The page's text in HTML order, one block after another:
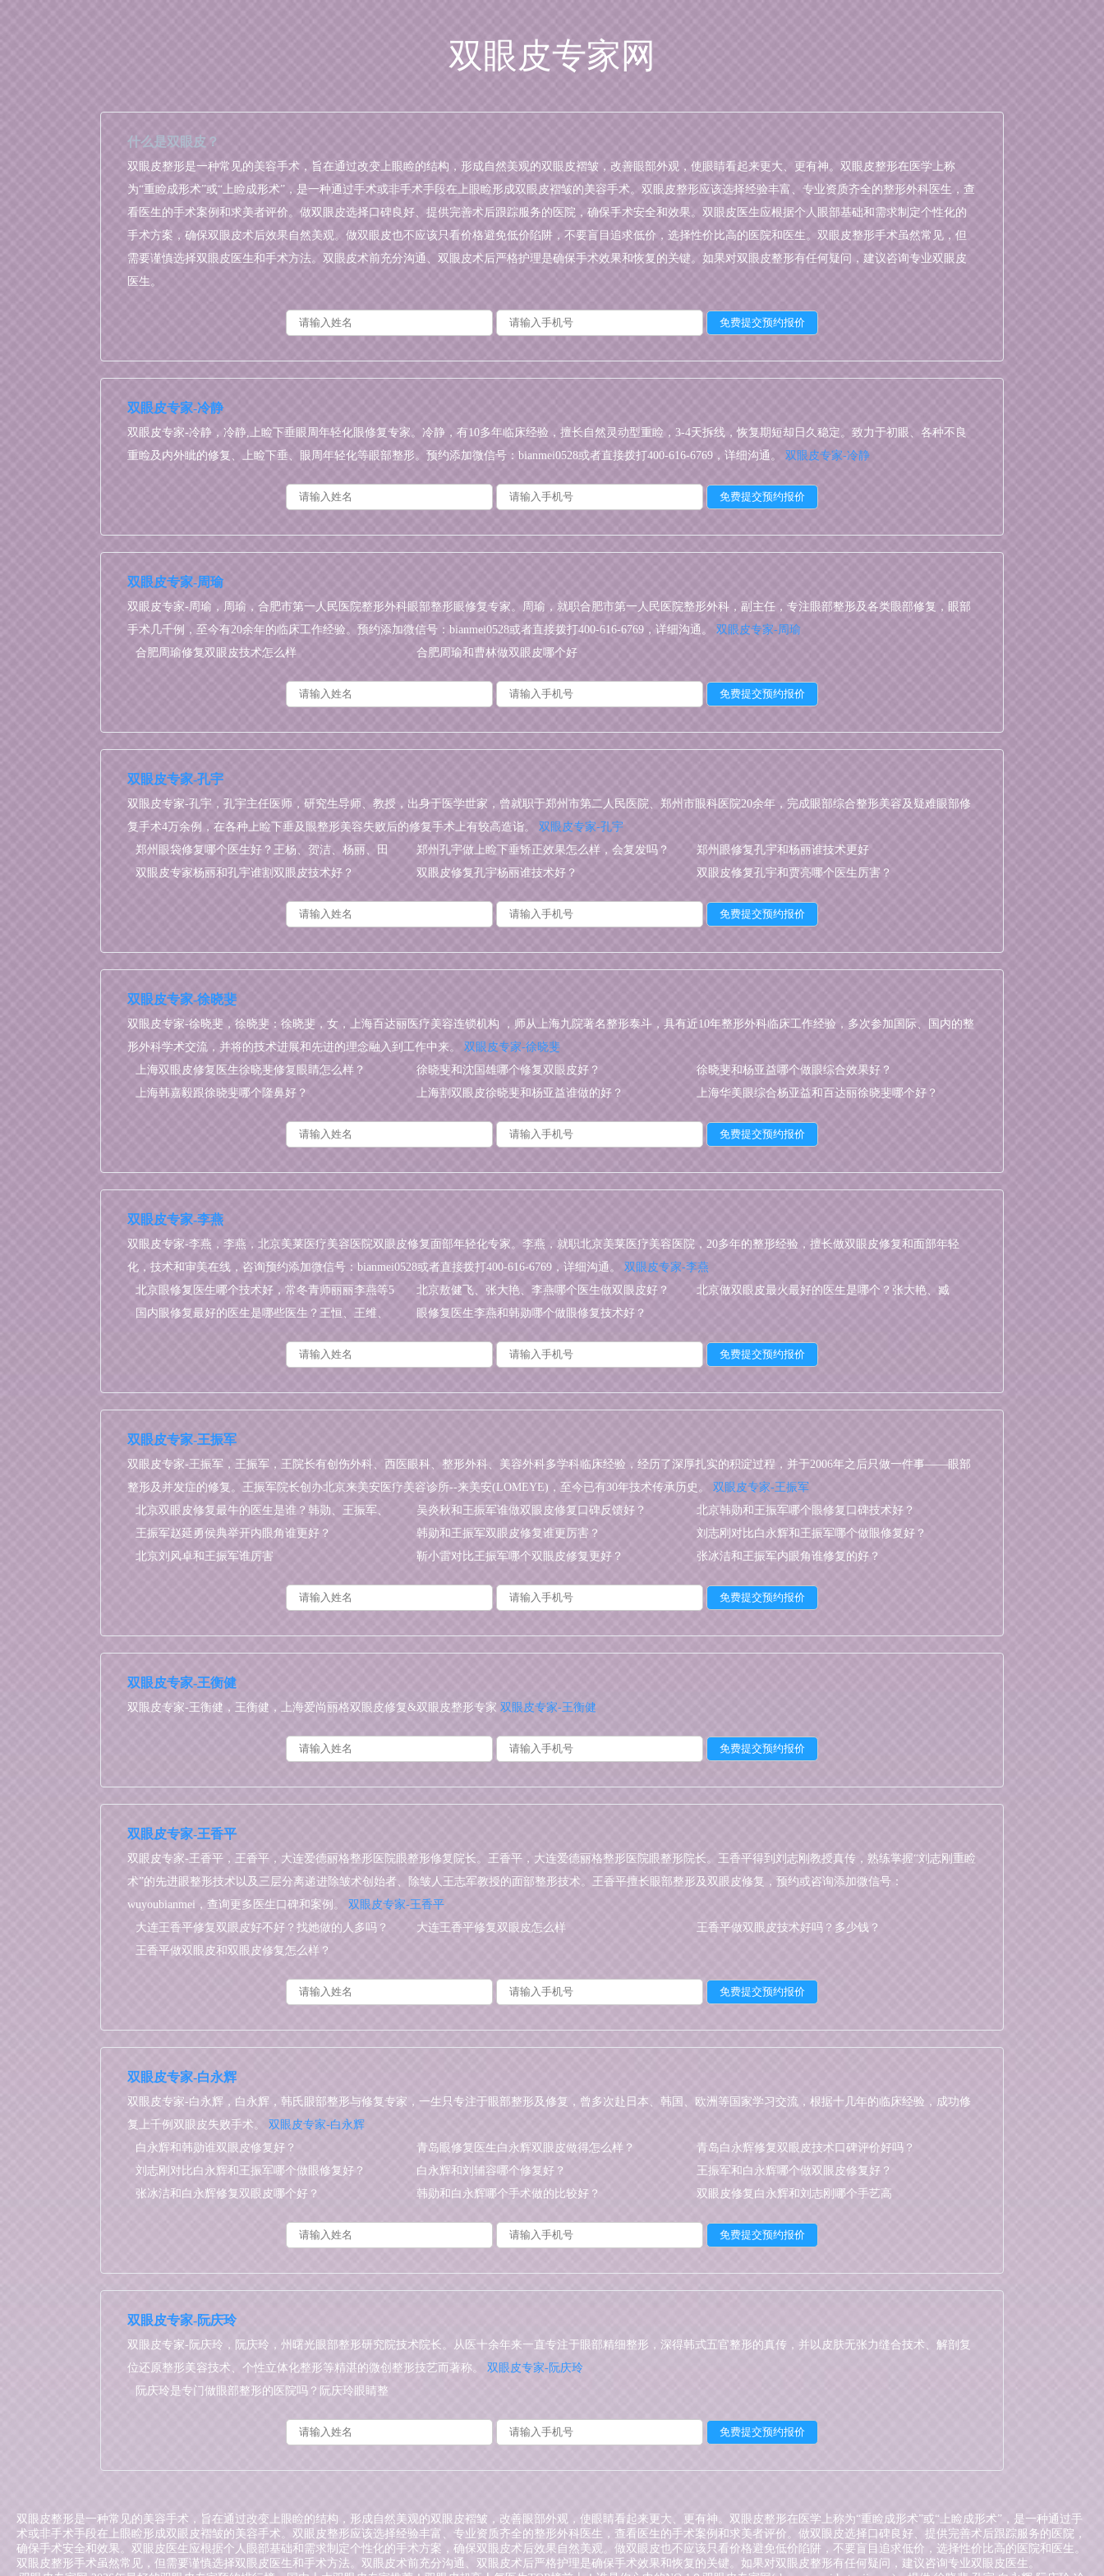
双眼皮专家网
什么是双眼皮？
双眼皮整形是一种常见的美容手术，旨在通过改变上眼睑的结构，形成自然美观的双眼皮褶皱，改善眼部外观，使眼睛看起来更大、更有神。双眼皮整形在医学上称
为“重睑成形术”或“上睑成形术”，是一种通过手术或非手术手段在上眼睑形成双眼皮褶皱的美容手术。双眼皮整形应该选择经验丰富、专业资质齐全的整形外科医生，查
看医生的手术案例和求美者评价。做双眼皮选择口碑良好、提供完善术后跟踪服务的医院，确保手术安全和效果。双眼皮医生应根据个人眼部基础和需求制定个性化的
手术方案，确保双眼皮术后效果自然美观。做双眼皮也不应该只看价格避免低价陷阱，不要盲目追求低价，选择性价比高的医院和医生。双眼皮整形手术虽然常见，但
需要谨慎选择双眼皮医生和手术方法。双眼皮术前充分沟通、双眼皮术后严格护理是确保手术效果和恢复的关键。如果对双眼皮整形有任何疑问，建议咨询专业双眼皮
医生。
双眼皮专家-冷静
双眼皮专家-冷静，冷静,上睑下垂眼周年轻化眼修复专家。冷静，有10多年临床经验，擅长自然灵动型重睑，3-4天拆线，恢复期短却日久稳定。致力于初眼、各种不良
重睑及内外眦的修复、上睑下垂、眼周年轻化等眼部整形。预约添加微信号：bianmei0528或者直接拨打400-616-6769，详细沟通。 双眼皮专家-冷静
双眼皮专家-周瑜
双眼皮专家-周瑜，周瑜，合肥市第一人民医院整形外科眼部整形眼修复专家。周瑜，就职合肥市第一人民医院整形外科，副主任，专注眼部整形及各类眼部修复，眼部
手术几千例，至今有20余年的临床工作经验。预约添加微信号：bianmei0528或者直接拨打400-616-6769，详细沟通。 双眼皮专家-周瑜
合肥周瑜修复双眼皮技术怎么样
合肥周瑜和曹林做双眼皮哪个好
双眼皮专家-孔宇
双眼皮专家-孔宇，孔宇主任医师，研究生导师、教授，出身于医学世家，曾就职于郑州市第二人民医院、郑州市眼科医院20余年，完成眼部综合整形美容及疑难眼部修
复手术4万余例，在各种上睑下垂及眼整形美容失败后的修复手术上有较高造诣。 双眼皮专家-孔宇
郑州眼袋修复哪个医生好？王杨、贺洁、杨丽、田
国静、孔宇
郑州孔宇做上睑下垂矫正效果怎么样，会复发吗？
郑州眼修复孔宇和杨丽谁技术更好
双眼皮专家杨丽和孔宇谁割双眼皮技术好？
双眼皮修复孔宇杨丽谁技术好？ 双眼皮修复孔宇和贾亮哪个医生厉害？
双眼皮专家-徐晓斐
双眼皮专家-徐晓斐，徐晓斐：徐晓斐，女，上海百达丽医疗美容连锁机构 ，师从上海九院著名整形泰斗，具有近10年整形外科临床工作经验，多次参加国际、国内的整
形外科学术交流，并将的技术进展和先进的理念融入到工作中来。 双眼皮专家-徐晓斐
上海双眼皮修复医生徐晓斐修复眼睛怎么样？
徐晓斐和沈国雄哪个修复双眼皮好？
徐晓斐和杨亚益哪个做眼综合效果好？
上海韩嘉毅跟徐晓斐哪个隆鼻好？
上海割双眼皮徐晓斐和杨亚益谁做的好？ 上海华美眼综合杨亚益和百达丽徐晓斐哪个好？
双眼皮专家-李燕
双眼皮专家-李燕，李燕，北京美莱医疗美容医院双眼皮修复面部年轻化专家。李燕，就职北京美莱医疗美容医院，20多年的整形经验，擅长做双眼皮修复和面部年轻
化，技术和审美在线，咨询预约添加微信号：bianmei0528或者直接拨打400-616-6769，详细沟通。 双眼皮专家-李燕
北京眼修复医生哪个技术好，常冬青师丽丽李燕等5
位医生功课对比！
北京敖健飞、张大艳、李燕哪个医生做双眼皮好？
北京做双眼皮最火最好的医生是哪个？张大艳、臧
国内眼修复最好的医生是哪些医生？王恒、王维、
眼修复医生李燕和韩勋哪个做眼修复技术好？
双眼皮专家-王振军
双眼皮专家-王振军，王振军，王院长有创伤外科、西医眼科、整形外科、美容外科多学科临床经验，经历了深厚扎实的积淀过程，并于2006年之后只做一件事——眼部
整形及并发症的修复。王振军院长创办北京来美安医疗美容诊所--来美安(LOMEYE)，至今已有30年技术传承历史。 双眼皮专家-王振军
北京双眼皮修复最牛的医生是谁？韩勋、王振军、
常冬青？
吴炎秋和王振军谁做双眼皮修复口碑反馈好？
北京韩勋和王振军哪个眼修复口碑技术好？
王振军赵延勇侯典举开内眼角谁更好？
韩勋和王振军双眼皮修复谁更厉害？
刘志刚对比白永辉和王振军哪个做眼修复好？
北京刘风卓和王振军谁厉害
靳小雷对比王振军哪个双眼皮修复更好？ 张冰洁和王振军内眼角谁修复的好？
双眼皮专家-王衡健
双眼皮专家-王衡健，王衡健，上海爱尚丽格双眼皮修复&双眼皮整形专家 双眼皮专家-王衡健
双眼皮专家-王香平
双眼皮专家-王香平，王香平，大连爱德丽格整形医院眼整形修复院长。王香平，大连爱德丽格整形医院眼整形院长。王香平得到刘志刚教授真传，熟练掌握“刘志刚重睑
术”的先进眼整形技术以及三层分离递进除皱术创始者、除皱人王志军教授的面部整形技术。王香平擅长眼部整形及双眼皮修复，预约或咨询添加微信号：
wuyoubianmei，查询更多医生口碑和案例。 双眼皮专家-王香平
大连王香平修复双眼皮好不好？找她做的人多吗？
大连王香平修复双眼皮怎么样
王香平做双眼皮技术好吗？多少钱？
王香平做双眼皮和双眼皮修复怎么样？
双眼皮专家-白永辉
双眼皮专家-白永辉，白永辉，韩氏眼部整形与修复专家，一生只专注于眼部整形及修复，曾多次赴日本、韩国、欧洲等国家学习交流，根据十几年的临床经验，成功修
复上千例双眼皮失败手术。 双眼皮专家-白永辉
白永辉和韩勋谁双眼皮修复好？
青岛眼修复医生白永辉双眼皮做得怎么样？
青岛白永辉修复双眼皮技术口碑评价好吗？
刘志刚对比白永辉和王振军哪个做眼修复好？
白永辉和刘辅容哪个修复好？
王振军和白永辉哪个做双眼皮修复好？
张冰洁和白永辉修复双眼皮哪个好？
韩勋和白永辉哪个手术做的比较好？ 双眼皮修复白永辉和刘志刚哪个手艺高
双眼皮专家-阮庆玲
双眼皮专家-阮庆玲，阮庆玲，州曙光眼部整形研究院技术院长。从医十余年来一直专注于眼部精细整形，深得韩式五官整形的真传，并以皮肤无张力缝合技术、解剖复
位还原整形美容技术、个性立体化整形等精湛的微创整形技艺而著称。 双眼皮专家-阮庆玲
阮庆玲是专门做眼部整形的医院吗？阮庆玲眼睛整
双眼皮整形是一种常见的美容手术，旨在通过改变上眼睑的结构，形成自然美观的双眼皮褶皱，改善眼部外观，使眼睛看起来更大、更有神。双眼皮整形在医学上称为“重睑成形术”或“上睑成形术”，是一种通过手
术或非手术手段在上眼睑形成双眼皮褶皱的美容手术。双眼皮整形应该选择经验丰富、专业资质齐全的整形外科医生，查看医生的手术案例和求美者评价。做双眼皮选择口碑良好、提供完善术后跟踪服务的医院，
确保手术安全和效果。双眼皮医生应根据个人眼部基础和需求制定个性化的手术方案，确保双眼皮术后效果自然美观。做双眼皮也不应该只看价格避免低价陷阱，不要盲目追求低价，选择性价比高的医院和医生。
双眼皮整形手术虽然常见，但需要谨慎选择双眼皮医生和手术方法。双眼皮术前充分沟通、双眼皮术后严格护理是确保手术效果和恢复的关键。如果对双眼皮整形有任何疑问，建议咨询专业双眼皮医生。